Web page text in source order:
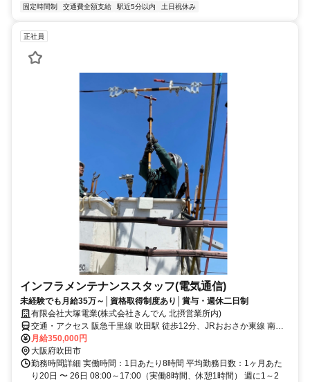
固定時間制 交通費全額支給 駅近5分以内 土日祝休み
正社員
インフラメンテナンススタッフ(電気通信)
未経験でも月給35万～│資格取得制度あり│賞与・週休二日制
有限会社大塚電業(株式会社きんでん 北摂営業所内)
交通・アクセス 阪急千里線 吹田駅 徒歩12分、JRおおさか東線 南吹
田駅 徒歩17分、吹田営業所前停留所 徒歩2分
月給350,000円
大阪府吹田市
勤務時間詳細 実働時間：1日あたり8時間 平均勤務日数：1ヶ月あた
り20日 〜 26日 08:00～17:00（実働8時間、休憩1時間） 週に1～2